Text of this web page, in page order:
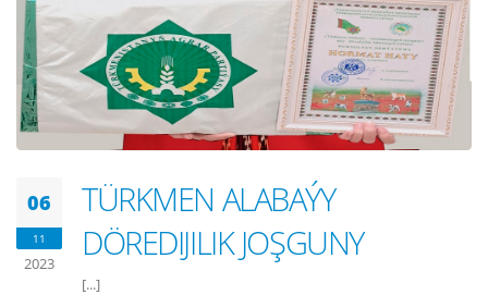
06
11
2023
TÜRKMEN ALABAÝY
DÖREDIJILIK JOŞGUNY
[...]